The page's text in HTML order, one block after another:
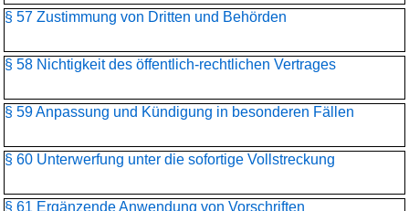
§ 57 Zustimmung von Dritten und Behörden
§ 58 Nichtigkeit des öffentlich-rechtlichen Vertrages
§ 59 Anpassung und Kündigung in besonderen Fällen
§ 60 Unterwerfung unter die sofortige Vollstreckung
§ 61 Ergänzende Anwendung von Vorschriften